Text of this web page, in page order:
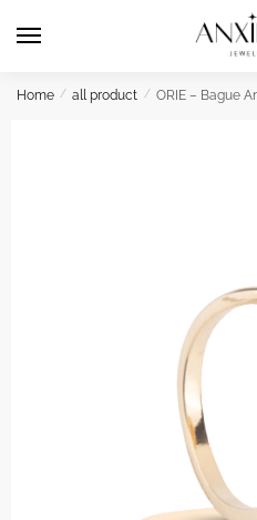
Home / all product / ORIE – Bague